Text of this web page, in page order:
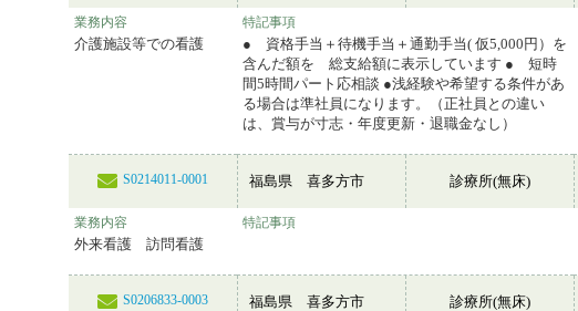
業務内容
介護施設等での看護
特記事項
● 資格手当＋待機手当＋通勤手当( 仮5,000円）を
含んだ額を 総支給額に表示しています ● 短時
間5時間パート応相談 ●浅経験や希望する条件があ
る場合は準社員になります。（正社員との違い
は、賞与が寸志・年度更新・退職金なし）
S0214011-0001 福島県 喜多方市 診療所(無床)
業務内容
外来看護 訪問看護
特記事項
S0206833-0003 福島県 喜多方市 診療所(無床)